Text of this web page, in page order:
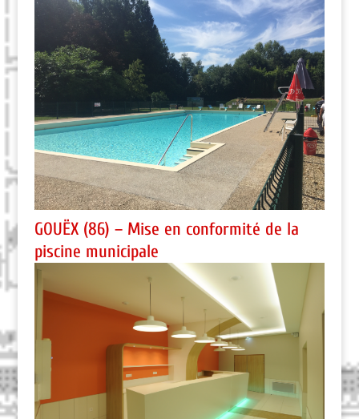
GOUËX (86) – Mise en conformité de la
piscine municipale